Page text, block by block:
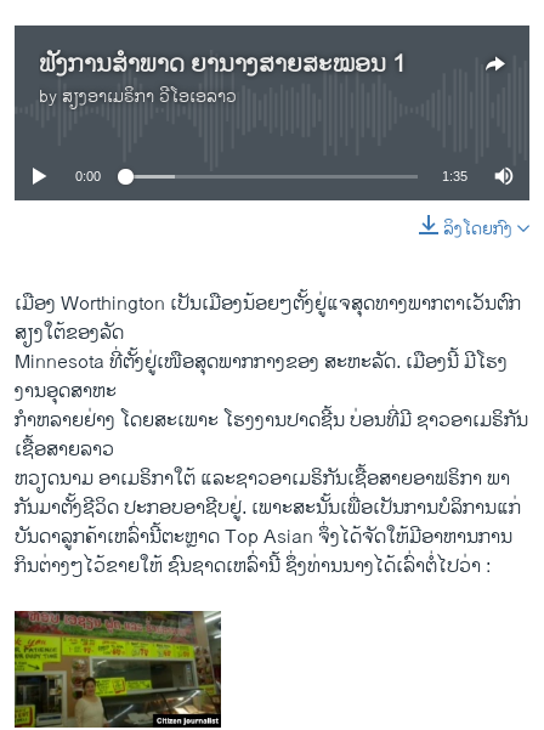
ຟັງການສຳພາດ ຍານາງສາຍສະໝອນ 1
by ສຽງອາເມຣິກາ ວີໂອເອລາວ
No media source currently available
0:00 1:35
ລິງໂດຍກົງ
​ເມືອງ Worthington ​ເປັນ​ເມືອງ​ນ້ອຍໆຕັ້ງ​ຢູ່​ແຈສຸດ​ທາງ​ພາກ​ຕາ​ເວັນ​ຕົກ​
ສຽງ​ໃຕ້ຂອງ​ລັດ
Minnesota ທີ່​ຕັ້ງ​ຢູ່​ເໜືອ​ສຸດ​ພາກ​ກາງຂອງ ສະຫະລັດ. ​ເມືອງນີ້ ມີ​ໂຮ​ງ
ງານອຸດສາຫະ
ກຳຫລາຍ​ຢ່າງ ​ໂດຍ​ສະ​ເພາະ ​ໂຮງງານປາດ​ຊີ້ນ ບ່ອ​ນທີ່​ມີ ​ຊາວ​ອາ​ເມ​ຣິກັນ​
ເຊື້ອສາຍ​ລາວ
ຫວຽດນາມ ​ອາ​ເມຣິກາ​ໃຕ້​ ແລະຊາວອາ​ເມຣິກັນເຊື້ອສາຍອາຟຣິກາ ພາ​
ກັນ​ມາຕັ້ງ​ຊີວິດ ປະກອບອາຊີບ​ຢູ່​. ​ເພາະສະ​ນັ້ນ​ເພື່ອ​ເປັນ​ການບໍລິການ​ແກ່​
ບັນ​ດາ​ລູກຄ້າ​ເຫລົ່າ​ນີ້ຕະຫຼາດ Top Asian ​ຈຶ່ງໄດ້​ຈັດ​ໃຫ້​ມີ​ອາຫານ​ການ​
ກິນຕ່າ​ງໆ​ໄວ້​ຂາຍໃຫ້ ຊົນຊາດ​ເຫລົ່າ​ນີ້​ ຊຶ່ງທ່ານ​ນາງ​ໄດ້​ເລົ່າ​ຕໍ່​ໄປ​ວ່າ :